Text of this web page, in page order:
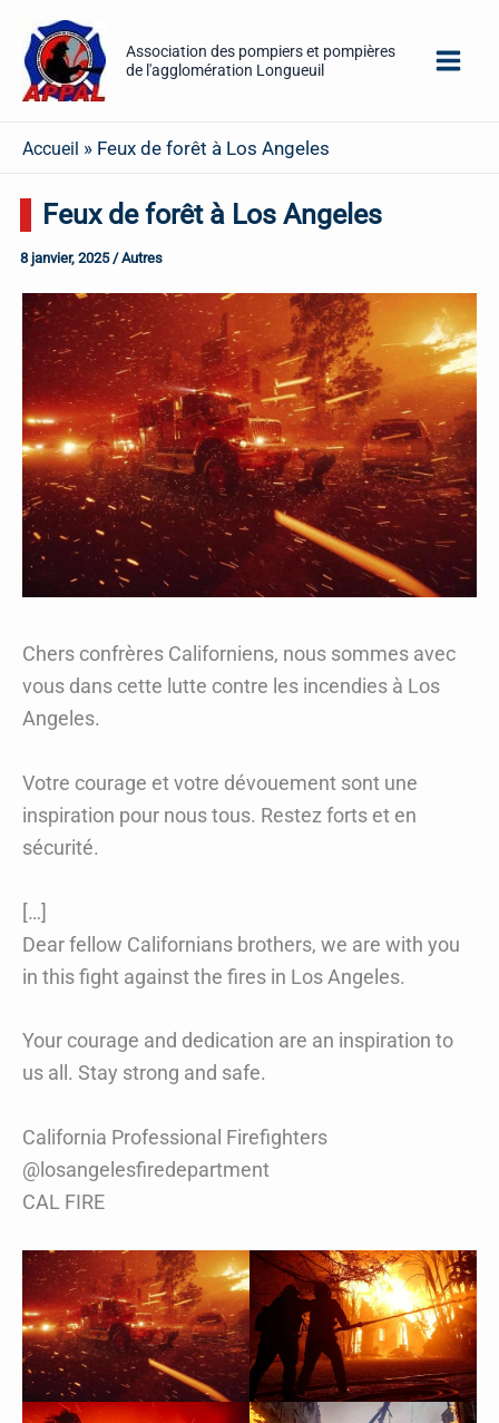
contenu
Association des pompiers et pompières
de l'agglomération Longueuil
Accueil » Feux de forêt à Los Angeles
Feux de forêt à Los Angeles
8 janvier, 2025/Autres
Chers confrères Californiens, nous sommes avec
vous dans cette lutte contre les incendies à Los
Angeles.
Votre courage et votre dévouement sont une
inspiration pour nous tous. Restez forts et en
sécurité.
[…]
Dear fellow Californians brothers, we are with you
in this fight against the fires in Los Angeles.
Your courage and dedication are an inspiration to
us all. Stay strong and safe.
California Professional Firefighters
@losangelesfiredepartment
CAL FIRE